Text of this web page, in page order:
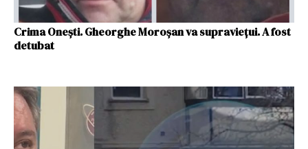
Crima Onești. Gheorghe Moroșan va supraviețui. A fost
detubat